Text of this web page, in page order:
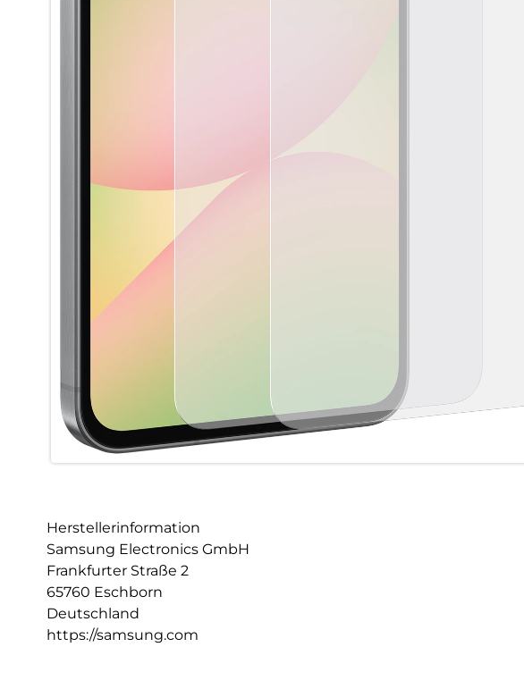
Herstellerinformation
Samsung Electronics GmbH
Frankfurter Straße 2
65760 Eschborn
Deutschland
https://samsung.com